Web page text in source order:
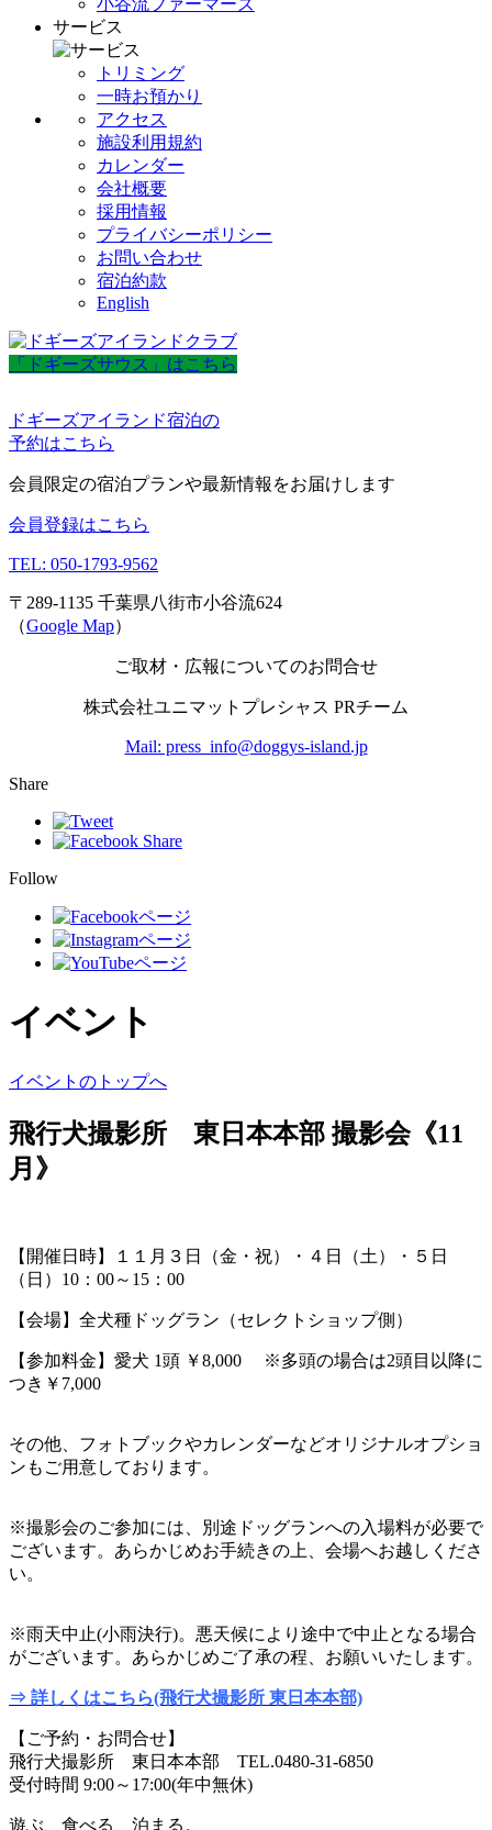
小谷流ファーマーズ
サービス
トリミング
一時お預かり
アクセス
施設利用規約
カレンダー
会社概要
採用情報
プライバシーポリシー
お問い合わせ
宿泊約款
English
「ドギーズサウス」はこちら
ドギーズアイランド宿泊の
予約はこちら
会員限定の宿泊プランや最新情報をお届けします
会員登録はこちら
TEL: 050-1793-9562
〒289-1135 千葉県八街市小谷流624
（Google Map）
ご取材・広報についてのお問合せ
株式会社ユニマットプレシャス PRチーム
Mail: press_info@doggys-island.jp
Share
Follow
イベント
イベントのトップへ
飛行犬撮影所 東日本本部 撮影会《11
月》
【開催日時】１１月３日（金・祝）・４日（土）・５日
（日）10：00～15：00
【会場】全犬種ドッグラン（セレクトショップ側）
【参加料金】愛犬 1頭 ￥8,000 ※多頭の場合は2頭目以降に
つき￥7,000
その他、フォトブックやカレンダーなどオリジナルオプショ
ンもご用意しております。
※撮影会のご参加には、別途ドッグランへの入場料が必要で
ございます。あらかじめお手続きの上、会場へお越しくださ
い。
※雨天中止(小雨決行)。悪天候により途中で中止となる場合
がございます。あらかじめご了承の程、お願いいたします。
⇒ 詳しくはこちら(飛行犬撮影所 東日本本部)
【ご予約・お問合せ】
飛行犬撮影所 東日本本部 TEL.0480-31-6850
受付時間 9:00～17:00(年中無休)
遊ぶ、食べる、泊まる。